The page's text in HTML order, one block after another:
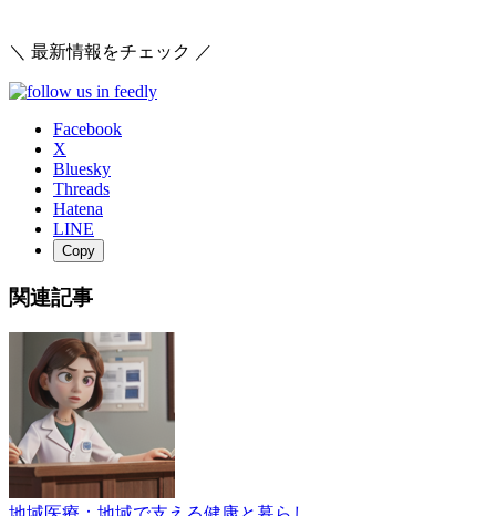
＼ 最新情報をチェック ／
Facebook
X
Bluesky
Threads
Hatena
LINE
Copy
関連記事